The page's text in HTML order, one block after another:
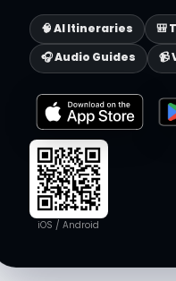
🧠 AI Itineraries 🎒
🎧 Audio Guides
📹
iOS / Android